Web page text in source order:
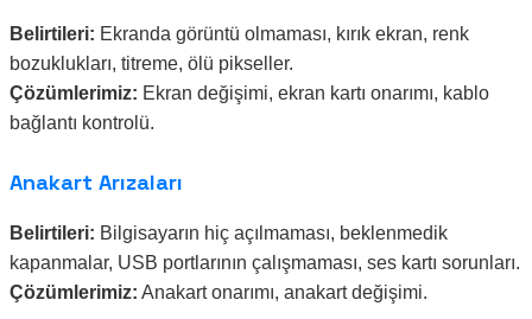
Belirtileri: Ekranda görüntü olmaması, kırık ekran, renk
bozuklukları, titreme, ölü pikseller.
Çözümlerimiz: Ekran değişimi, ekran kartı onarımı, kablo
bağlantı kontrolü.
Anakart Arızaları
Belirtileri: Bilgisayarın hiç açılmaması, beklenmedik
kapanmalar, USB portlarının çalışmaması, ses kartı sorunları.
Çözümlerimiz: Anakart onarımı, anakart değişimi.